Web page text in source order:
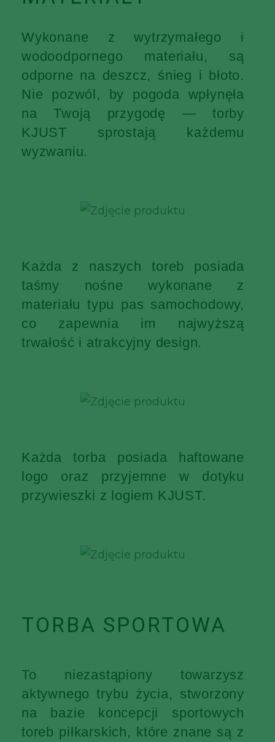
Wykonane z wytrzymałego i
wodoodpornego materiału, są
odporne na deszcz, śnieg i błoto.
Nie pozwól, by pogoda wpłynęła
na Twoją przygodę — torby
KJUST sprostają każdemu
wyzwaniu.
Każda z naszych toreb posiada
taśmy nośne wykonane z
materiału typu pas samochodowy,
co zapewnia im najwyższą
trwałość i atrakcyjny design.
Każda torba posiada haftowane
logo oraz przyjemne w dotyku
przywieszki z logiem KJUST.
TORBA SPORTOWA
To niezastąpiony towarzysz
aktywnego trybu życia, stworzony
na bazie koncepcji sportowych
toreb piłkarskich, które znane są z